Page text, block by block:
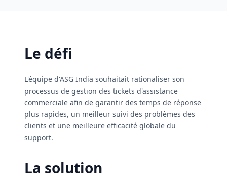
Le défi
L'équipe d'ASG India souhaitait rationaliser son
processus de gestion des tickets d'assistance
commerciale afin de garantir des temps de réponse
plus rapides, un meilleur suivi des problèmes des
clients et une meilleure efficacité globale du
support.
La solution